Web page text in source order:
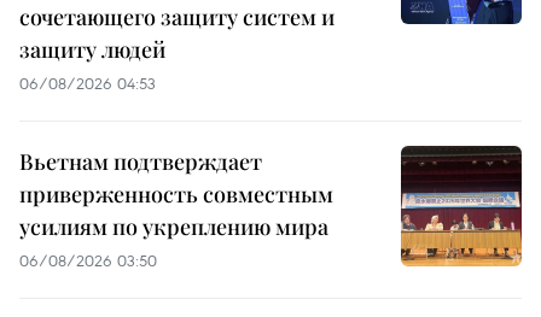
сочетающего защиту систем и
защиту людей
06/08/2026 04:53
Вьетнам подтверждает
приверженность совместным
усилиям по укреплению мира
06/08/2026 03:50